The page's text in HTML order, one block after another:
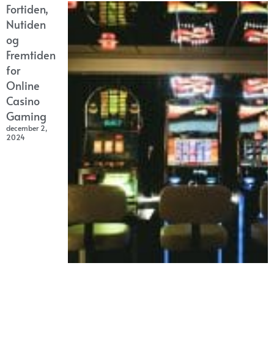
Fortiden,
Nutiden
og
Fremtiden
for
Online
Casino
Gaming
december 2,
2024